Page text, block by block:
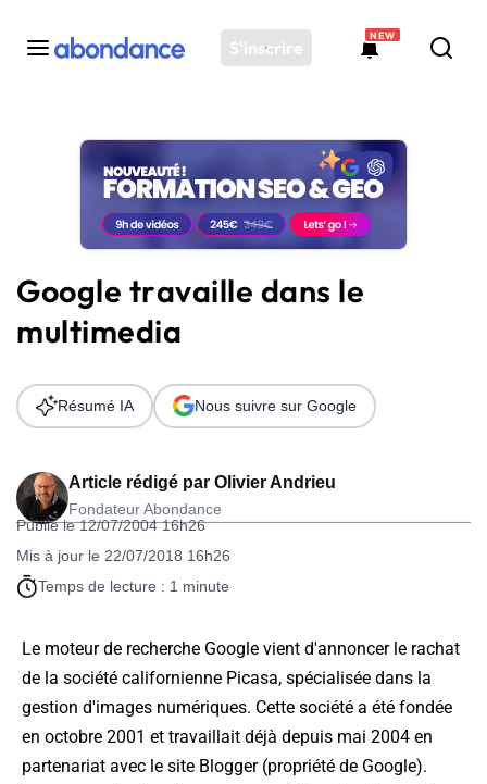
S'inscrire
NEW
Toutes les actus
Actus SEO
Plateforme
Solutions
Ressources
Audit SEO
Google travaille dans le
multimedia
Article rédigé par Olivier Andrieu
Fondateur Abondance
Publié le 12/07/2004 16h26
Mis à jour le 22/07/2018 16h26
Temps de lecture : 1 minute
Résumé IA Nous suivre sur Google
Le moteur de recherche Google vient d'annoncer le rachat
de la société californienne Picasa, spécialisée dans la
gestion d'images numériques. Cette société a été fondée
en octobre 2001 et travaillait déjà depuis mai 2004 en
partenariat avec le site Blogger (propriété de Google).